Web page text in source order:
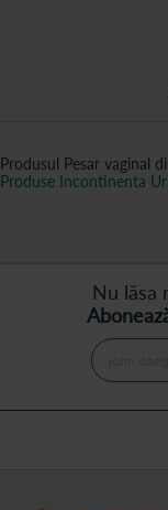
Produsul Pesar vaginal
Produse Incontinenta
Nu lăsa